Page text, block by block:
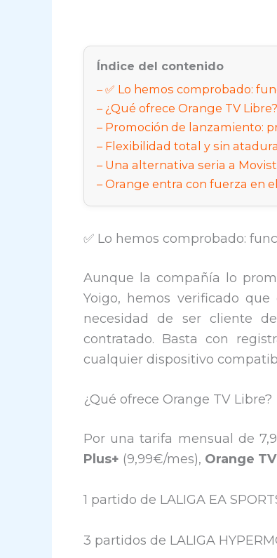
Índice del contenido
✅ Lo hemos comprobado:
¿Qué ofrece Orange TV Libre?
Promoción de lanzamiento:
Flexibilidad total y sin
Una alternativa seria a
Orange entra con fuerza en
✅ Lo hemos comprobado:
Aunque la compañía lo
Yoigo, hemos verificado
necesidad de ser cliente
contratado. Basta con
cualquier dispositivo
¿Qué ofrece Orange TV Libre?
Por una tarifa mensual de
Plus+ (9,99€/mes), Orange
1 partido de LALIGA EA
3 partidos de LALIGA